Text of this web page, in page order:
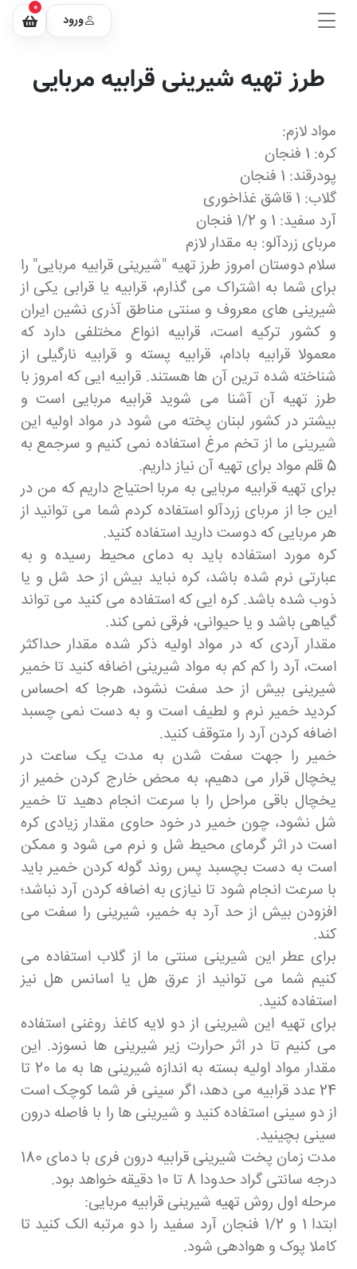
ورود
0
طرز تهیه شیرینی قرابیه مربایی
مواد لازم:
کره: 1 فنجان
پودرقند: 1 فنجان
گلاب: 1 قاشق غذاخوری
آرد سفید: 1 و 1/2 فنجان
مربای زردآلو: به مقدار لازم
سلام دوستان امروز طرز تهیه "شیرینی قرابیه مربایی" را
برای شما به اشتراک می گذارم، قرابیه یا قرابی یکی از
شیرینی های معروف و سنتی مناطق آذری نشین ایران
و کشور ترکیه است، قرابیه انواع مختلفی دارد که
معمولا قرابیه بادام، قرابیه پسته و قرابیه نارگیلی از
شناخته شده ترین آن ها هستند. قرابیه ایی که امروز با
طرز تهیه آن آشنا می شوید قرابیه مربایی است و
بیشتر در کشور لبنان پخته می شود در مواد اولیه این
شیرینی ما از تخم مرغ استفاده نمی کنیم و سرجمع به
5 قلم مواد برای تهیه آن نیاز داریم.
برای تهیه قرابیه مربایی به مربا احتیاج داریم که من در
این جا از مربای زردآلو استفاده کردم شما می توانید از
هر مربایی که دوست دارید استفاده کنید.
کره مورد استفاده باید به دمای محیط رسیده و به
عبارتی نرم شده باشد، کره نباید بیش از حد شل و یا
ذوب شده باشد. کره ایی که استفاده می کنید می تواند
گیاهی باشد و یا حیوانی، فرقی نمی کند.
مقدار آردی که در مواد اولیه ذکر شده مقدار حداکثر
است، آرد را کم کم به مواد شیرینی اضافه کنید تا خمیر
شیرینی بیش از حد سفت نشود، هرجا که احساس
کردید خمیر نرم و لطیف است و به دست نمی چسبد
اضافه کردن آرد را متوقف کنید.
خمیر را جهت سفت شدن به مدت یک ساعت در
یخچال قرار می دهیم، به محض خارج کردن خمیر از
یخچال باقی مراحل را با سرعت انجام دهید تا خمیر
شل نشود، چون خمیر در خود حاوی مقدار زیادی کره
است در اثر گرمای محیط شل و نرم می شود و ممکن
است به دست بچسبد پس روند گوله کردن خمیر باید
با سرعت انجام شود تا نیازی به اضافه کردن آرد نباشد؛
افزودن بیش از حد آرد به خمیر، شیرینی را سفت می
کند.
برای عطر این شیرینی سنتی ما از گلاب استفاده می
کنیم شما می توانید از عرق هل یا اسانس هل نیز
استفاده کنید.
برای تهیه این شیرینی از دو لایه کاغذ روغنی استفاده
می کنیم تا در اثر حرارت زیر شیرینی ها نسوزد. این
مقدار مواد اولیه بسته به اندازه شیرینی ها به ما 20 تا
24 عدد قرابیه می دهد، اگر سینی فر شما کوچک است
از دو سینی استفاده کنید و شیرینی ها را با فاصله درون
سینی بچینید.
مدت زمان پخت شیرینی قرابیه درون فری با دمای 180
درجه سانتی گراد حدودا 8 تا 10 دقیقه خواهد بود.
مرحله اول روش تهیه شیرینی قرابیه مربایی:
ابتدا 1 و 1/2 فنجان آرد سفید را دو مرتبه الک کنید تا
کاملا پوک و هوادهی شود.